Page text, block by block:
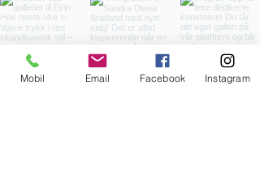
Mobil Email Facebook Instagram